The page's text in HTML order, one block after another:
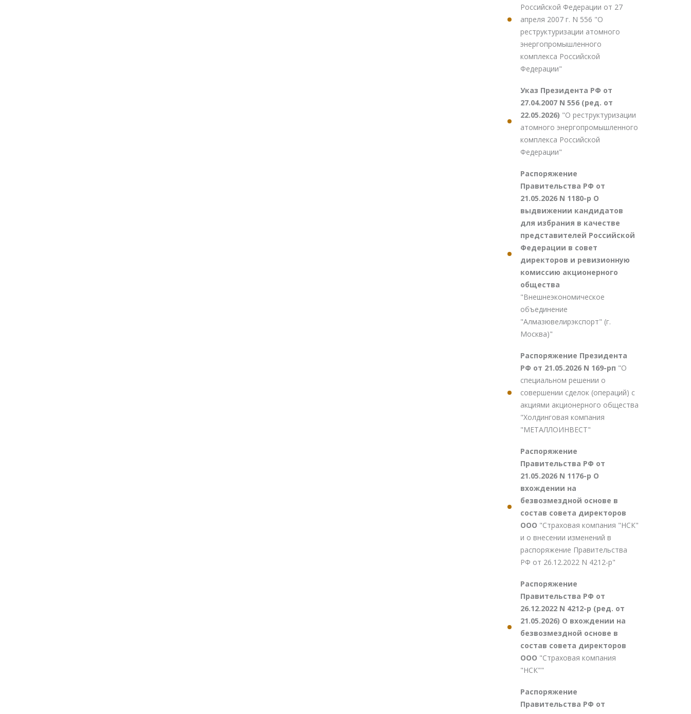
Российской Федерации от 27
апреля 2007 г. N 556 "О
реструктуризации атомного
энергопромышленного
комплекса Российской
Федерации"
Указ Президента РФ от
27.04.2007 N 556 (ред. от
22.05.2026) "О реструктуризации
атомного энергопромышленного
комплекса Российской
Федерации"
Распоряжение
Правительства РФ от
21.05.2026 N 1180-р О
выдвижении кандидатов
для избрания в качестве
представителей Российской
Федерации в совет
директоров и ревизионную
комиссию акционерного
общества
"Внешнеэкономическое
объединение
"Алмазювелирэкспорт" (г.
Москва)"
Распоряжение Президента
РФ от 21.05.2026 N 169-рп "О
специальном решении о
совершении сделок (операций) с
акциями акционерного общества
"Холдинговая компания
"МЕТАЛЛОИНВЕСТ"
Распоряжение
Правительства РФ от
21.05.2026 N 1176-р О
вхождении на
безвозмездной основе в
состав совета директоров
ООО "Страховая компания "НСК"
и о внесении изменений в
распоряжение Правительства
РФ от 26.12.2022 N 4212-р"
Распоряжение
Правительства РФ от
26.12.2022 N 4212-р (ред. от
21.05.2026) О вхождении на
безвозмездной основе в
состав совета директоров
ООО "Страховая компания
"НСК""
Распоряжение
Правительства РФ от